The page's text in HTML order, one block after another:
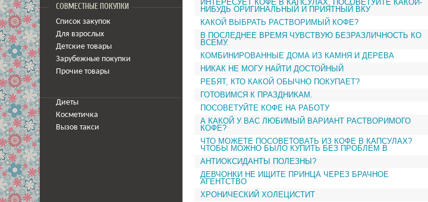
СОВМЕСТНЫЕ ПОКУПКИ
Список закупок
Для взрослых
Детские товары
Зарубежные покупки
Прочие товары
Диеты
Косметичка
Вызов такси
ИНТЕРЕСУЕТ КОФЕ В КАПСУЛАХ, ПОСОВЕТУЙТЕ КАКОЙ-
НИБУДЬ ОРИГИНАЛЬНЫЙ И ПРИЯТНЫЙ ВКУ
КАКОЙ ВЫБРАТЬ РАСТВОРИМЫЙ КОФЕ?
В ПОСЛЕДНЕЕ ВРЕМЯ ЧУВСТВУЮ БЕЗРАЗЛИЧНОСТЬ КО
ВСЕМУ.
КОМБИНИРОВАННЫЕ ДОМА ИЗ КАМНЯ И ДЕРЕВА
НИКАК НЕ МОГУ НАЙТИ ДОСТОЙНЫЙ
РЕБЯТ, КТО КАКОЙ ОБЫЧНО ПОКУПАЕТ?
ГОТОВИМСЯ К ПРАЗДНИКАМ.
ПОСОВЕТУЙТЕ КОФЕ НА РАБОТУ
А КАКОЙ У ВАС ЛЮБИМЫЙ ВАРИАНТ РАСТВОРИМОГО
КОФЕ?
ЧТО МОЖЕТЕ ПОСОВЕТОВАТЬ ИЗ КОФЕ В КАПСУЛАХ?
ЧТОБЫ МОЖНО БЫЛО КУПИТЬ БЕЗ ПРОБЛЕМ В
АНТИОКСИДАНТЫ ПОЛЕЗНЫ?
ДЕВЧОНКИ НЕ ИЩИТЕ ПРИНЦА ЧЕРЕЗ БРАЧНОЕ
АГЕНТСТВО
ХРОНИЧЕСКИЙ ХОЛЕЦИСТИТ